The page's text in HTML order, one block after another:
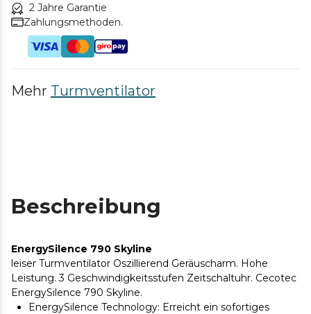
2 Jahre Garantie
Zahlungsmethoden.
Mehr Turmventilator
Beschreibung
EnergySilence 790 Skyline
leiser Turmventilator Oszillierend Geräuscharm. Hohe
Leistung. 3 Geschwindigkeitsstufen Zeitschaltuhr. Cecotec
EnergySilence 790 Skyline.
EnergySilence Technology: Erreicht ein sofortiges